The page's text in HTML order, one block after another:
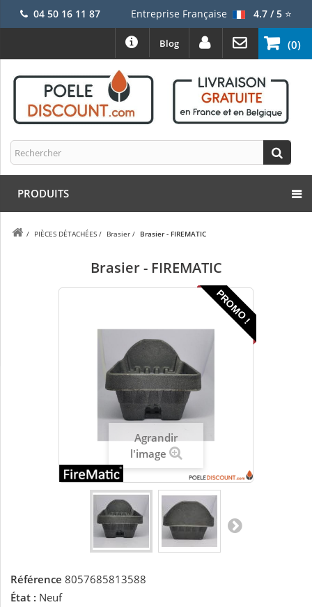
04 50 16 11 87 Entreprise Française 4.7 / 5⭐
(0)
Blog
PRODUITS
/ PIÈCES DÉTACHÉES / Brasier / Brasier - FIREMATIC
Brasier - FIREMATIC
PROMO !
Agrandir
l'image
Référence 8057685813588
État : Neuf